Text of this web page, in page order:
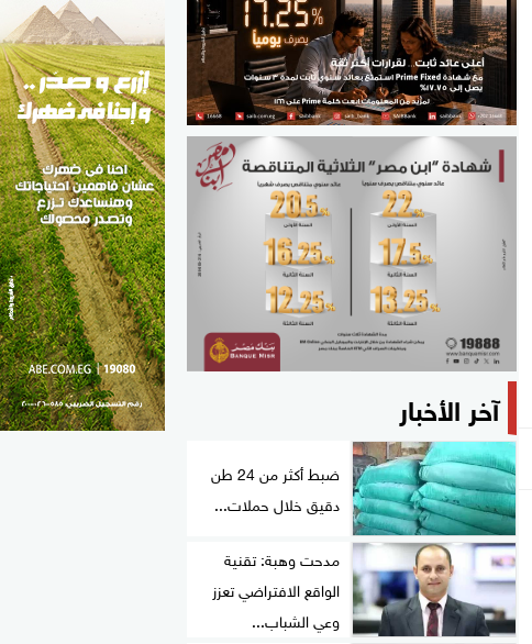
مواهب مصر
آخر الأخبار
ضبط أكثر من 24 طن
دقيق خلال حملات...
مدحت وهبة: تقنية
الواقع الافتراضي تعزز
وعي الشباب...